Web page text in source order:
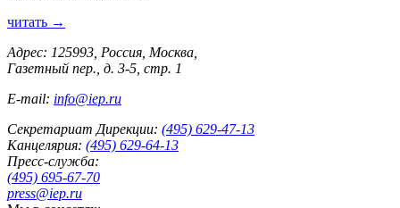
читать →
Адрес: 125993, Россия, Москва,
Газетный пер., д. 3-5, стр. 1
E-mail: info@iep.ru
Секретариат Дирекции: (495) 629-47-13
Канцелярия: (495) 629-64-13
Пресс-служба:
(495) 695-67-70
press@iep.ru